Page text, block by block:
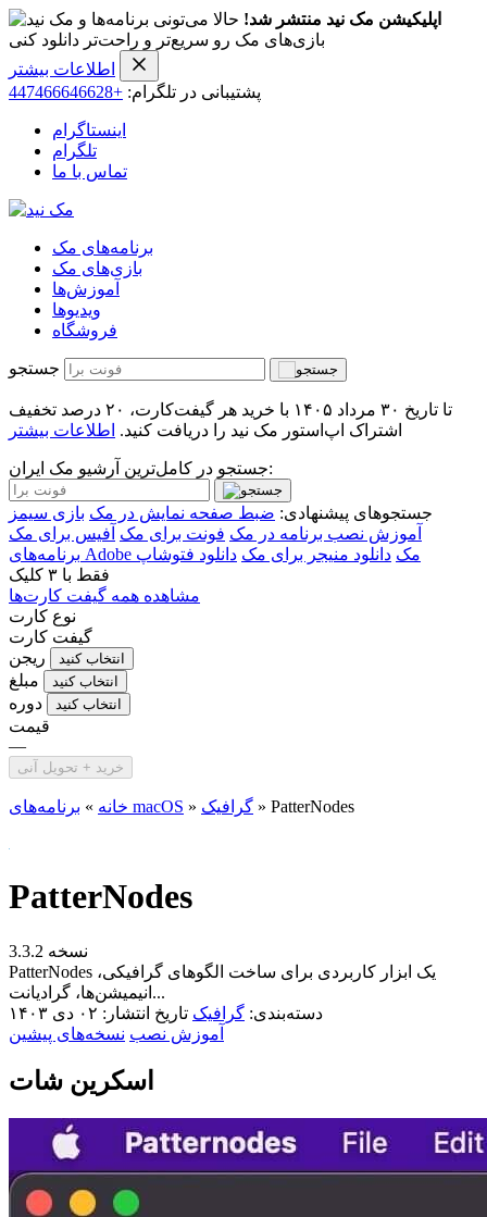
اپلیکیشن مک نید منتشر شد! حالا می‌تونی برنامه‌ها و
بازی‌های مک رو سریع‌تر و راحت‌تر دانلود کنی
اطلاعات بیشتر
پشتیبانی در تلگرام: +447466646628
اینستاگرام
تلگرام
تماس با ما
برنامه‌های مک
بازی‌های مک
آموزش‌ها
ویدیو‌ها
فروشگاه
جستجو
تا تاریخ ۳۰ مرداد ۱۴۰۵ با خرید هر گیفت‌کارت، ۲۰ درصد تخفیف
اشتراک اپ‌استور مک نید را دریافت کنید. اطلاعات بیشتر
جستجو در کامل‌ترین آرشیو مک ایران:
جستجوهای پیشنهادی: ضبط صفحه نمایش در مک بازی سیمز
آموزش نصب برنامه در مک فونت برای مک آفیس برای مک
برنامه‌های Adobe مک دانلود منیجر برای مک دانلود فتوشاپ
فقط با ۳ کلیک
مشاهده همه گیفت کارت‌ها
نوع کارت
گیفت کارت
ریجن
انتخاب کنید
مبلغ انتخاب کنید
دوره انتخاب کنید
قیمت
—
خرید + تحویل آنی
خانه » برنامه‌های macOS » گرافیک » PatterNodes
PatterNodes
نسخه 3.3.2
PatterNodes یک ابزار کاربردی برای ساخت الگو‌های گرافیکی،
انیمیشن‌ها، گرادیانت...
دسته‌بندی: گرافیک تاریخ انتشار: ۰۲ دی ۱۴۰۳
آموزش نصب نسخه‌های پیشین
اسکرین شات